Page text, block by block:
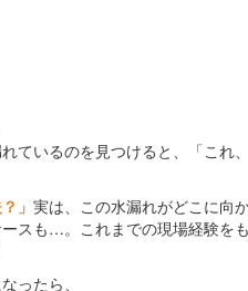
ているのを見つけると、「これ
」 実は、この水漏れがどこに向
スも…。これまでの現場経験を
ったら、